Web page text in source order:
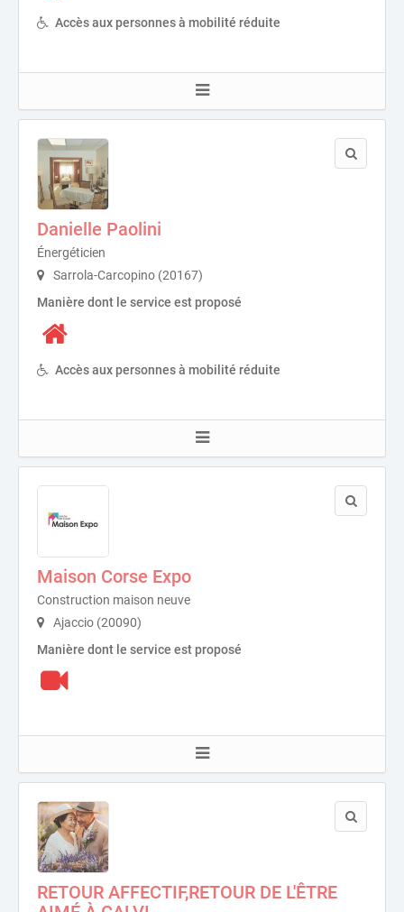
Accès aux personnes à mobilité réduite
Danielle Paolini
Énergéticien
Sarrola-Carcopino (20167)
Manière dont le service est proposé
Accès aux personnes à mobilité réduite
Maison Corse Expo
Construction maison neuve
Ajaccio (20090)
Manière dont le service est proposé
RETOUR AFFECTIF,RETOUR DE L'ÊTRE